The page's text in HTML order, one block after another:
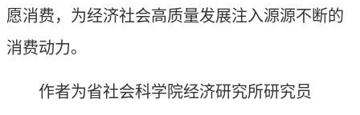
愿消费，为经济社会高质量发展注入源源不断的
消费动力。
作者为省社会科学院经济研究所研究员